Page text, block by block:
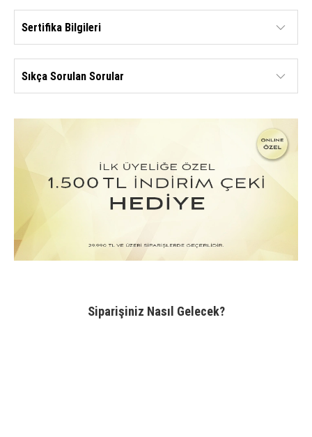
Sertifika Bilgileri
Sıkça Sorulan Sorular
Siparişiniz Nasıl Gelecek?